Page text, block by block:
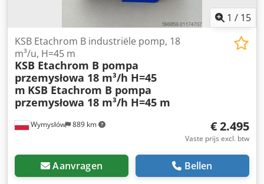
1 / 15
Wymysłów 889 km
KSB Etachrom B industriële pomp, 18
m³/u, H=45 m
KSB Etachrom B pompa
przemysłowa 18 m³/h H=45
m KSB Etachrom B pompa
przemysłowa 18 m³/h H=45 m
€ 2.495
Vaste prijs excl. btw
Aanvragen Bellen